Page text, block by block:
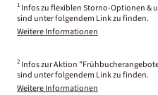
1 Infos zu flexiblen Storno-Optionen &
sind unter folgendem Link zu finden.
Weitere Informationen
2 Infos zur Aktion
sind unter folgendem Link zu finden.
Weitere Informationen